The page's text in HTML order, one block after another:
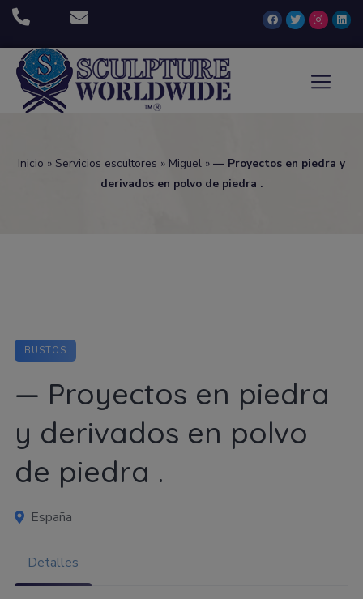
Inicio » Servicios escultores » Miguel » — Proyectos en piedra y
derivados en polvo de piedra .
BUSTOS
— Proyectos en piedra
y derivados en polvo
de piedra .
España
Detalles